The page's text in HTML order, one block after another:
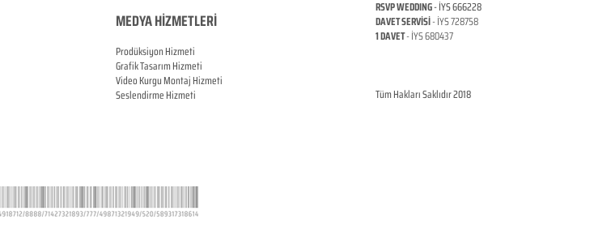
MEDYA HİZMETLERİ
Prodüksiyon Hizmeti
Grafik Tasarım Hizmeti
Video Kurgu Montaj Hizmeti
Seslendirme Hizmeti
RSVP WEDDING- İYS 666228
DAVET SERVİSİ- İYS 728758
1 DAVET- İYS 680437
Tüm Hakları Saklıdır 2018